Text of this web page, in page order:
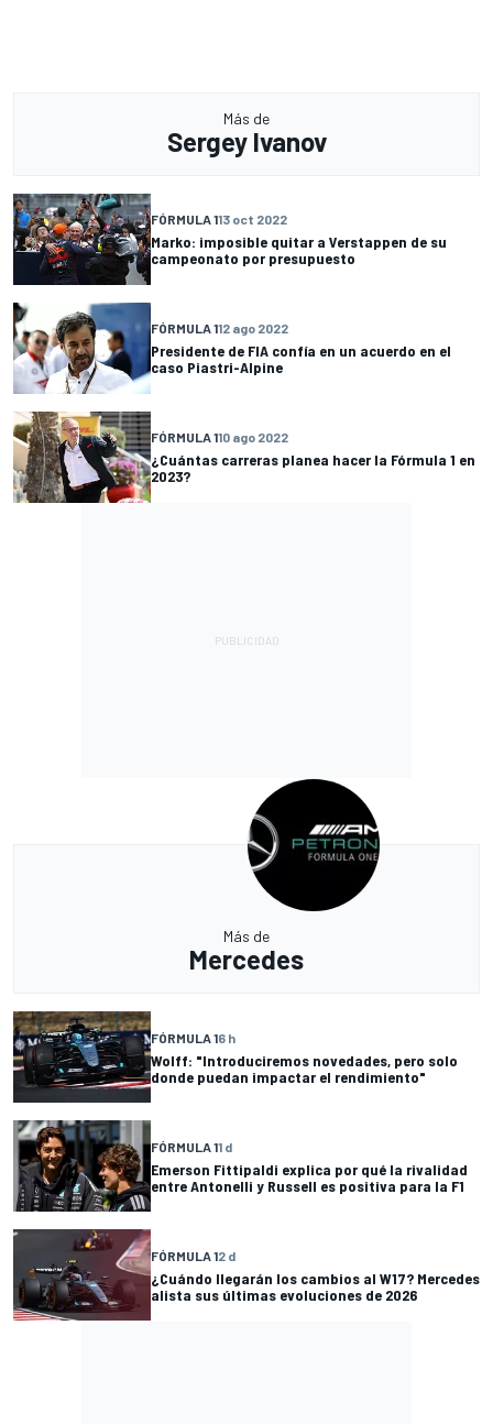
Más de
Sergey Ivanov
FÓRMULA 113 oct 2022
Marko: imposible quitar a Verstappen de su
campeonato por presupuesto
FÓRMULA 112 ago 2022
Presidente de FIA confía en un acuerdo en el
caso Piastri-Alpine
FÓRMULA 110 ago 2022
¿Cuántas carreras planea hacer la Fórmula 1 en
2023?
Más de
Mercedes
FÓRMULA 16 h
Wolff: "Introduciremos novedades, pero solo
donde puedan impactar el rendimiento"
FÓRMULA 11 d
Emerson Fittipaldi explica por qué la rivalidad
entre Antonelli y Russell es positiva para la F1
FÓRMULA 12 d
¿Cuándo llegarán los cambios al W17? Mercedes
alista sus últimas evoluciones de 2026